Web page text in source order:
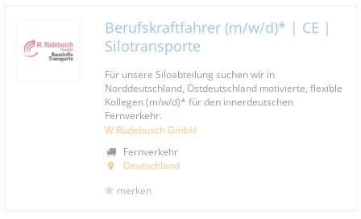
Berufskraftfahrer (m/w/d)* | CE |
Silotransporte
Für unsere Siloabteilung suchen wir in
Norddeutschland, Ostdeutschland motivierte, flexible
Kollegen (m/w/d)* für den innerdeutschen
Fernverkehr.
W.Rüdebusch GmbH
Fernverkehr
Deutschland
merken